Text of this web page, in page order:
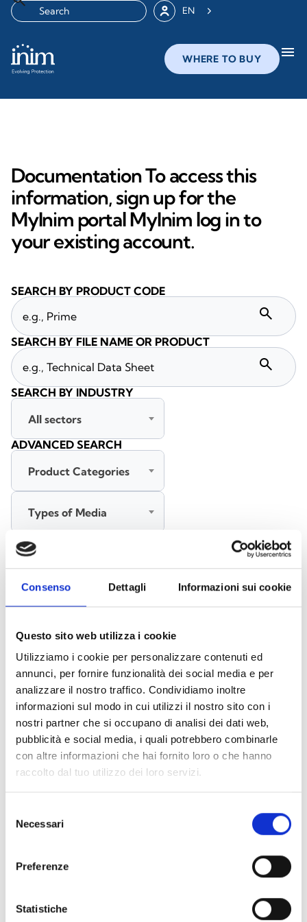
Consenso Dettagli Informazioni sui cookie
Questo sito web utilizza i cookie
Utilizziamo i cookie per personalizzare contenuti ed
annunci, per fornire funzionalità dei social media e per
analizzare il nostro traffico. Condividiamo inoltre
informazioni sul modo in cui utilizzi il nostro sito con i
nostri partner che si occupano di analisi dei dati web,
pubblicità e social media, i quali potrebbero combinarle
con altre informazioni che hai fornito loro o che hanno
raccolto dal tuo utilizzo dei loro servizi.
delNecessari
Preferenze
Statistiche
EN
WHERE TO BUY menu
Documentation To access this
information, sign up for the
MyInim portal MyInim log in to
your existing account.
Accessories EB00 Bases - Materials
Accessories for detector testing - Materials(6)
Documents(6992)
Select All
Please log in before downloading content marked with
the icon lock
SEARCH BY PRODUCT CODE
search
SEARCH BY FILE NAME OR PRODUCT
search
SEARCH BY INDUSTRY
All sectors
ADVANCED SEARCH
Product Categories
Types of Media
All languages
SEARCH